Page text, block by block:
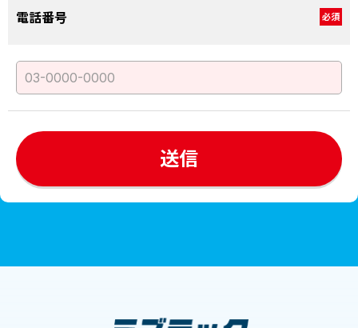
電話番号 必須